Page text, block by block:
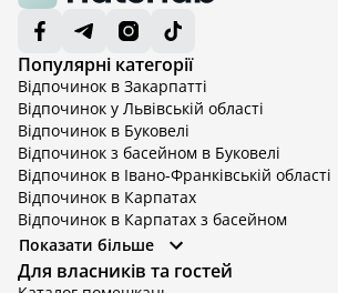
Популярні категорії
Відпочинок в Закарпатті
Відпочинок у Львівській області
Відпочинок в Буковелі
Відпочинок з басейном в Буковелі
Відпочинок в Івано-Франківській області
Відпочинок в Карпатах
Відпочинок в Карпатах з басейном
Відпочинок в Київській області
Відпочинок в Київській області з басейном
Відпочинок в Тернопільській області
Показати більше
Для власників та гостей